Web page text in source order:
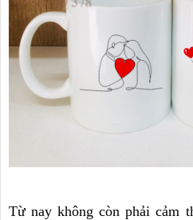
Từ nay không còn phải cảm